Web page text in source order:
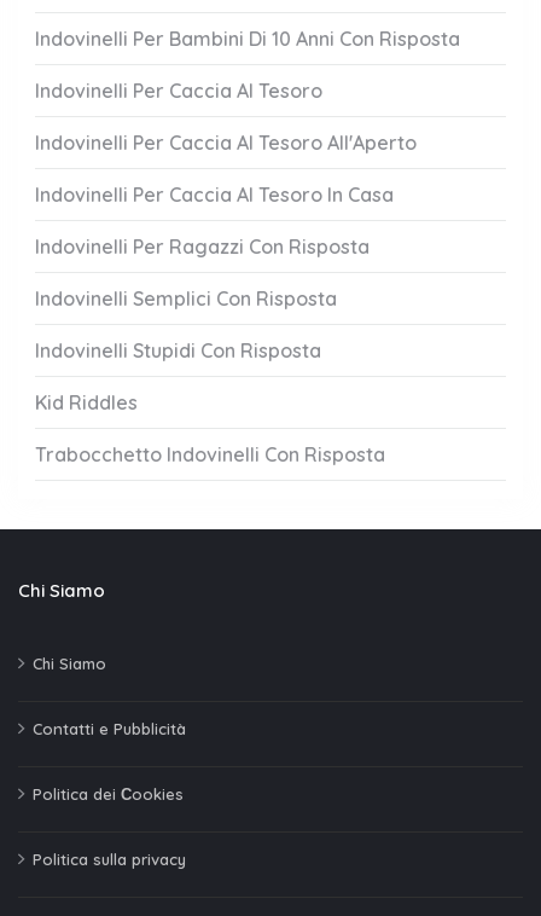
Indovinelli Per Bambini Di 10 Anni Con Risposta
Indovinelli Per Caccia Al Tesoro
Indovinelli Per Caccia Al Tesoro All'Aperto
Indovinelli Per Caccia Al Tesoro In Casa
Indovinelli Per Ragazzi Con Risposta
Indovinelli Semplici Con Risposta
Indovinelli Stupidi Con Risposta
Kid Riddles
Trabocchetto Indovinelli Con Risposta
Chi Siamo
Chi Siamo
Contatti e Pubblicità
Politica dei Сookies
Politica sulla privacy